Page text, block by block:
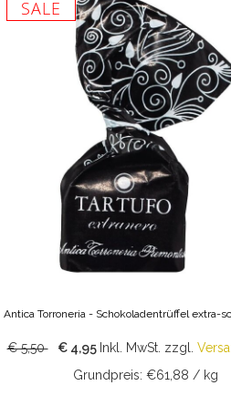
SALE
Antica Torroneria - Schokoladentrüffel extra-
€ 5,50 € 4,95 Inkl. MwSt. zzgl.
Grundpreis: €61,88 / kg